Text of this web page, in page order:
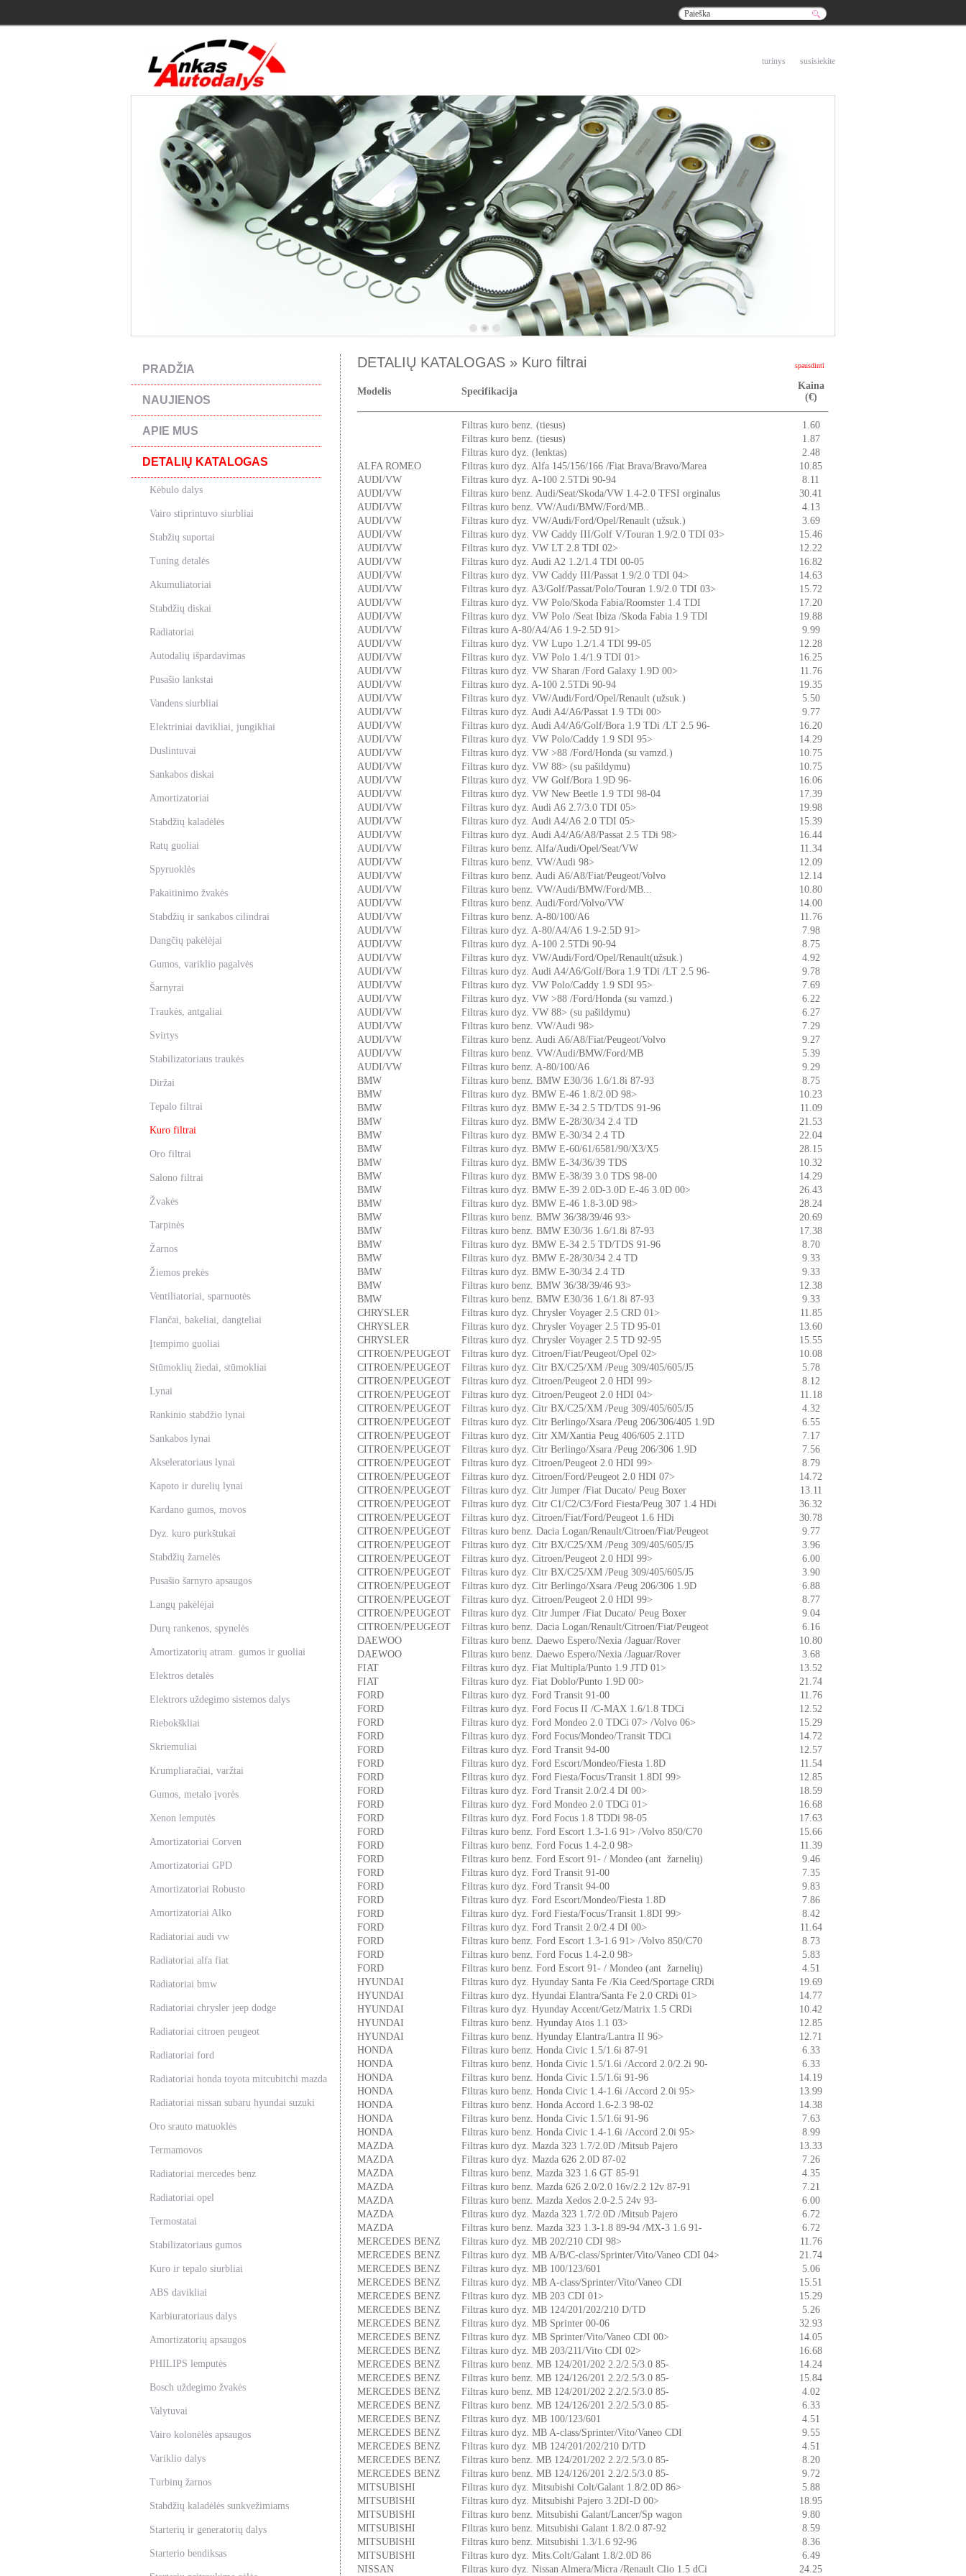
susisiekite
turinys
PRADŽIA
NAUJIENOS
APIE MUS
DETALIŲ KATALOGAS
Kėbulo dalys
Vairo stiprintuvo siurbliai
Stabžių suportai
Tuning detalės
Akumuliatoriai
Stabdžių diskai
Radiatoriai
Autodalių išpardavimas
Pusašio lankstai
Vandens siurbliai
Elektriniai davikliai, jungikliai
Duslintuvai
Sankabos diskai
Amortizatoriai
Stabdžių kaladėlės
Ratų guoliai
Spyruoklės
Pakaitinimo žvakės
Stabdžių ir sankabos cilindrai
Dangčių pakėlėjai
Gumos, variklio pagalvės
Šarnyrai
Traukės, antgaliai
Svirtys
Stabilizatoriaus traukės
Diržai
Tepalo filtrai
Kuro filtrai
Oro filtrai
Salono filtrai
Žvakės
Tarpinės
Žarnos
Žiemos prekės
Ventiliatoriai, sparnuotės
Flančai, bakeliai, dangteliai
Įtempimo guoliai
Stūmoklių žiedai, stūmokliai
Lynai
Rankinio stabdžio lynai
Sankabos lynai
Akseleratoriaus lynai
Kapoto ir durelių lynai
Kardano gumos, movos
Dyz. kuro purkštukai
Stabdžių žarnelės
Pusašio šarnyro apsaugos
Langų pakėlėjai
Durų rankenos, spynelės
Amortizatorių atram. gumos ir guoliai
Elektros detalės
Elektrors uždegimo sistemos dalys
Riebokškliai
Skriemuliai
Krumpliaračiai, varžtai
Gumos, metalo įvorės
Xenon lemputės
Amortizatoriai Corven
Amortizatoriai GPD
Amortizatoriai Robusto
Amortizatoriai Alko
Radiatoriai audi vw
Radiatoriai alfa fiat
Radiatoriai bmw
Radiatoriai chrysler jeep dodge
Radiatoriai citroen peugeot
Radiatoriai ford
Radiatoriai honda toyota mitcubitchi mazda
Radiatoriai nissan subaru hyundai suzuki
Oro srauto matuoklės
Termamovos
Radiatoriai mercedes benz
Radiatoriai opel
Termostatai
Stabilizatoriaus gumos
Kuro ir tepalo siurbliai
ABS davikliai
Karbiuratoriaus dalys
Amortizatorių apsaugos
PHILIPS lemputės
Bosch uždegimo žvakės
Valytuvai
Vairo kolonėlės apsaugos
Variklio dalys
Turbinų žarnos
Stabdžių kaladėlės sunkvežimiams
Starterių ir generatorių dalys
Starterio bendiksas
DETALIŲ KATALOGAS » Kuro filtrai spausdinti
Modelis Specifikacija
Kaina
(€)
Filtras kuro benz. (tiesus)
1.60
Filtras kuro benz. (tiesus)
1.87
Filtras kuro dyz. (lenktas)
2.48
ALFA ROMEO
Filtras kuro dyz. Alfa 145/156/166 /Fiat Brava/Bravo/Marea
10.85
AUDI/VW
Filtras kuro dyz. A-100 2.5TDi 90-94
8.11
AUDI/VW
Filtras kuro benz. Audi/Seat/Skoda/VW 1.4-2.0 TFSI orginalus
30.41
AUDI/VW
Filtras kuro benz. VW/Audi/BMW/Ford/MB..
4.13
AUDI/VW
Filtras kuro dyz. VW/Audi/Ford/Opel/Renault (užsuk.)
3.69
AUDI/VW
Filtras kuro dyz. VW Caddy III/Golf V/Touran 1.9/2.0 TDI 03>
15.46
AUDI/VW
Filtras kuro dyz. VW LT 2.8 TDI 02>
12.22
AUDI/VW
Filtras kuro dyz. Audi A2 1.2/1.4 TDI 00-05
16.82
AUDI/VW
Filtras kuro dyz. VW Caddy III/Passat 1.9/2.0 TDI 04>
14.63
AUDI/VW
Filtras kuro dyz. A3/Golf/Passat/Polo/Touran 1.9/2.0 TDI 03>
15.72
AUDI/VW
Filtras kuro dyz. VW Polo/Skoda Fabia/Roomster 1.4 TDI
17.20
AUDI/VW
Filtras kuro dyz. VW Polo /Seat Ibiza /Skoda Fabia 1.9 TDI
19.88
AUDI/VW
Filtras kuro A-80/A4/A6 1.9-2.5D 91>
9.99
AUDI/VW
Filtras kuro dyz. VW Lupo 1.2/1.4 TDI 99-05
12.28
AUDI/VW
Filtras kuro dyz. VW Polo 1.4/1.9 TDI 01>
16.25
AUDI/VW
Filtras kuro dyz. VW Sharan /Ford Galaxy 1.9D 00>
11.76
AUDI/VW
Filtras kuro dyz. A-100 2.5TDi 90-94
19.35
AUDI/VW
Filtras kuro dyz. VW/Audi/Ford/Opel/Renault (užsuk.)
5.50
AUDI/VW
Filtras kuro dyz. Audi A4/A6/Passat 1.9 TDi 00>
9.77
AUDI/VW
Filtras kuro dyz. Audi A4/A6/Golf/Bora 1.9 TDi /LT 2.5 96-
16.20
AUDI/VW
Filtras kuro dyz. VW Polo/Caddy 1.9 SDI 95>
14.29
AUDI/VW
Filtras kuro dyz. VW >88 /Ford/Honda (su vamzd.)
10.75
AUDI/VW
Filtras kuro dyz. VW 88> (su pašildymu)
10.75
AUDI/VW
Filtras kuro dyz. VW Golf/Bora 1.9D 96-
16.06
AUDI/VW
Filtras kuro dyz. VW New Beetle 1.9 TDI 98-04
17.39
AUDI/VW
Filtras kuro dyz. Audi A6 2.7/3.0 TDI 05>
19.98
AUDI/VW
Filtras kuro dyz. Audi A4/A6 2.0 TDI 05>
15.39
AUDI/VW
Filtras kuro dyz. Audi A4/A6/A8/Passat 2.5 TDi 98>
16.44
AUDI/VW
Filtras kuro benz. Alfa/Audi/Opel/Seat/VW
11.34
AUDI/VW
Filtras kuro benz. VW/Audi 98>
12.09
AUDI/VW
Filtras kuro benz. Audi A6/A8/Fiat/Peugeot/Volvo
12.14
AUDI/VW
Filtras kuro benz. VW/Audi/BMW/Ford/MB...
10.80
AUDI/VW
Filtras kuro benz. Audi/Ford/Volvo/VW
14.00
AUDI/VW
Filtras kuro benz. A-80/100/A6
11.76
AUDI/VW
Filtras kuro dyz. A-80/A4/A6 1.9-2.5D 91>
7.98
AUDI/VW
Filtras kuro dyz. A-100 2.5TDi 90-94
8.75
AUDI/VW
Filtras kuro dyz. VW/Audi/Ford/Opel/Renault(užsuk.)
4.92
AUDI/VW
Filtras kuro dyz. Audi A4/A6/Golf/Bora 1.9 TDi /LT 2.5 96-
9.78
AUDI/VW
Filtras kuro dyz. VW Polo/Caddy 1.9 SDI 95>
7.69
AUDI/VW
Filtras kuro dyz. VW >88 /Ford/Honda (su vamzd.)
6.22
AUDI/VW
Filtras kuro dyz. VW 88> (su pašildymu)
6.27
AUDI/VW
Filtras kuro benz. VW/Audi 98>
7.29
AUDI/VW
Filtras kuro benz. Audi A6/A8/Fiat/Peugeot/Volvo
9.27
AUDI/VW
Filtras kuro benz. VW/Audi/BMW/Ford/MB
5.39
AUDI/VW
Filtras kuro benz. A-80/100/A6
9.29
BMW
Filtras kuro benz. BMW E30/36 1.6/1.8i 87-93
8.75
BMW
Filtras kuro dyz. BMW E-46 1.8/2.0D 98>
10.23
BMW
Filtras kuro dyz. BMW E-34 2.5 TD/TDS 91-96
11.09
BMW
Filtras kuro dyz. BMW E-28/30/34 2.4 TD
21.53
BMW
Filtras kuro dyz. BMW E-30/34 2.4 TD
22.04
BMW
Filtras kuro dyz. BMW E-60/61/6581/90/X3/X5
28.15
BMW
Filtras kuro dyz. BMW E-34/36/39 TDS
10.32
BMW
Filtras kuro dyz. BMW E-38/39 3.0 TDS 98-00
14.29
BMW
Filtras kuro dyz. BMW E-39 2.0D-3.0D E-46 3.0D 00>
26.43
BMW
Filtras kuro dyz. BMW E-46 1.8-3.0D 98>
28.24
BMW
Filtras kuro benz. BMW 36/38/39/46 93>
20.69
BMW
Filtras kuro benz. BMW E30/36 1.6/1.8i 87-93
17.38
BMW
Filtras kuro dyz. BMW E-34 2.5 TD/TDS 91-96
8.70
BMW
Filtras kuro dyz. BMW E-28/30/34 2.4 TD
9.33
BMW
Filtras kuro dyz. BMW E-30/34 2.4 TD
9.33
BMW
Filtras kuro benz. BMW 36/38/39/46 93>
12.38
BMW
Filtras kuro benz. BMW E30/36 1.6/1.8i 87-93
9.33
CHRYSLER
Filtras kuro dyz. Chrysler Voyager 2.5 CRD 01>
11.85
CHRYSLER
Filtras kuro dyz. Chrysler Voyager 2.5 TD 95-01
13.60
CHRYSLER
Filtras kuro dyz. Chrysler Voyager 2.5 TD 92-95
15.55
CITROEN/PEUGEOT
Filtras kuro dyz. Citroen/Fiat/Peugeot/Opel 02>
10.08
CITROEN/PEUGEOT
Filtras kuro dyz. Citr BX/C25/XM /Peug 309/405/605/J5
5.78
CITROEN/PEUGEOT
Filtras kuro dyz. Citroen/Peugeot 2.0 HDI 99>
8.12
CITROEN/PEUGEOT
Filtras kuro dyz. Citroen/Peugeot 2.0 HDI 04>
11.18
CITROEN/PEUGEOT
Filtras kuro dyz. Citr BX/C25/XM /Peug 309/405/605/J5
4.32
CITROEN/PEUGEOT
Filtras kuro dyz. Citr Berlingo/Xsara /Peug 206/306/405 1.9D
6.55
CITROEN/PEUGEOT
Filtras kuro dyz. Citr XM/Xantia Peug 406/605 2.1TD
7.17
CITROEN/PEUGEOT
Filtras kuro dyz. Citr Berlingo/Xsara /Peug 206/306 1.9D
7.56
CITROEN/PEUGEOT
Filtras kuro dyz. Citroen/Peugeot 2.0 HDI 99>
8.79
CITROEN/PEUGEOT
Filtras kuro dyz. Citroen/Ford/Peugeot 2.0 HDI 07>
14.72
CITROEN/PEUGEOT
Filtras kuro dyz. Citr Jumper /Fiat Ducato/ Peug Boxer
13.11
CITROEN/PEUGEOT
Filtras kuro dyz. Citr C1/C2/C3/Ford Fiesta/Peug 307 1.4 HDi
36.32
CITROEN/PEUGEOT
Filtras kuro dyz. Citroen/Fiat/Ford/Peugeot 1.6 HDi
30.78
CITROEN/PEUGEOT
Filtras kuro benz. Dacia Logan/Renault/Citroen/Fiat/Peugeot
9.77
CITROEN/PEUGEOT
Filtras kuro dyz. Citr BX/C25/XM /Peug 309/405/605/J5
3.96
CITROEN/PEUGEOT
Filtras kuro dyz. Citroen/Peugeot 2.0 HDI 99>
6.00
CITROEN/PEUGEOT
Filtras kuro dyz. Citr BX/C25/XM /Peug 309/405/605/J5
3.90
CITROEN/PEUGEOT
Filtras kuro dyz. Citr Berlingo/Xsara /Peug 206/306 1.9D
6.88
CITROEN/PEUGEOT
Filtras kuro dyz. Citroen/Peugeot 2.0 HDI 99>
8.77
CITROEN/PEUGEOT
Filtras kuro dyz. Citr Jumper /Fiat Ducato/ Peug Boxer
9.04
CITROEN/PEUGEOT
Filtras kuro benz. Dacia Logan/Renault/Citroen/Fiat/Peugeot
6.16
DAEWOO
Filtras kuro benz. Daewo Espero/Nexia /Jaguar/Rover
10.80
DAEWOO
Filtras kuro benz. Daewo Espero/Nexia /Jaguar/Rover
3.68
FIAT
Filtras kuro dyz. Fiat Multipla/Punto 1.9 JTD 01>
13.52
FIAT
Filtras kuro dyz. Fiat Doblo/Punto 1.9D 00>
21.74
FORD
Filtras kuro dyz. Ford Transit 91-00
11.76
FORD
Filtras kuro dyz. Ford Focus II /C-MAX 1.6/1.8 TDCi
12.52
FORD
Filtras kuro dyz. Ford Mondeo 2.0 TDCi 07> /Volvo 06>
15.29
FORD
Filtras kuro dyz. Ford Focus/Mondeo/Transit TDCi
14.72
FORD
Filtras kuro dyz. Ford Transit 94-00
12.57
FORD
Filtras kuro dyz. Ford Escort/Mondeo/Fiesta 1.8D
11.54
FORD
Filtras kuro dyz. Ford Fiesta/Focus/Transit 1.8DI 99>
12.85
FORD
Filtras kuro dyz. Ford Transit 2.0/2.4 DI 00>
18.59
FORD
Filtras kuro dyz. Ford Mondeo 2.0 TDCi 01>
16.68
FORD
Filtras kuro dyz. Ford Focus 1.8 TDDi 98-05
17.63
FORD
Filtras kuro benz. Ford Escort 1.3-1.6 91> /Volvo 850/C70
15.66
FORD
Filtras kuro benz. Ford Focus 1.4-2.0 98>
11.39
FORD
Filtras kuro benz. Ford Escort 91- / Mondeo (ant žarnelių)
9.46
FORD
Filtras kuro dyz. Ford Transit 91-00
7.35
FORD
Filtras kuro dyz. Ford Transit 94-00
9.83
FORD
Filtras kuro dyz. Ford Escort/Mondeo/Fiesta 1.8D
7.86
FORD
Filtras kuro dyz. Ford Fiesta/Focus/Transit 1.8DI 99>
8.42
FORD
Filtras kuro dyz. Ford Transit 2.0/2.4 DI 00>
11.64
FORD
Filtras kuro benz. Ford Escort 1.3-1.6 91> /Volvo 850/C70
8.73
FORD
Filtras kuro benz. Ford Focus 1.4-2.0 98>
5.83
FORD
Filtras kuro benz. Ford Escort 91- / Mondeo (ant žarnelių)
4.51
HYUNDAI
Filtras kuro dyz. Hyunday Santa Fe /Kia Ceed/Sportage CRDi
19.69
HYUNDAI
Filtras kuro dyz. Hyundai Elantra/Santa Fe 2.0 CRDi 01>
14.77
HYUNDAI
Filtras kuro dyz. Hyunday Accent/Getz/Matrix 1.5 CRDi
10.42
HYUNDAI
Filtras kuro benz. Hyunday Atos 1.1 03>
12.85
HYUNDAI
Filtras kuro benz. Hyunday Elantra/Lantra II 96>
12.71
HONDA
Filtras kuro benz. Honda Civic 1.5/1.6i 87-91
6.33
HONDA
Filtras kuro benz. Honda Civic 1.5/1.6i /Accord 2.0/2.2i 90-
6.33
HONDA
Filtras kuro benz. Honda Civic 1.5/1.6i 91-96
14.19
HONDA
Filtras kuro benz. Honda Civic 1.4-1.6i /Accord 2.0i 95>
13.99
HONDA
Filtras kuro benz. Honda Accord 1.6-2.3 98-02
14.38
HONDA
Filtras kuro benz. Honda Civic 1.5/1.6i 91-96
7.63
HONDA
Filtras kuro benz. Honda Civic 1.4-1.6i /Accord 2.0i 95>
8.99
MAZDA
Filtras kuro dyz. Mazda 323 1.7/2.0D /Mitsub Pajero
13.33
MAZDA
Filtras kuro dyz. Mazda 626 2.0D 87-02
7.26
MAZDA
Filtras kuro benz. Mazda 323 1.6 GT 85-91
4.35
MAZDA
Filtras kuro benz. Mazda 626 2.0/2.0 16v/2.2 12v 87-91
7.21
MAZDA
Filtras kuro benz. Mazda Xedos 2.0-2.5 24v 93-
6.00
MAZDA
Filtras kuro dyz. Mazda 323 1.7/2.0D /Mitsub Pajero
6.72
MAZDA
Filtras kuro benz. Mazda 323 1.3-1.8 89-94 /MX-3 1.6 91-
6.72
MERCEDES BENZ
Filtras kuro dyz. MB 202/210 CDI 98>
11.76
MERCEDES BENZ
Filtras kuro dyz. MB A/B/C-class/Sprinter/Vito/Vaneo CDI 04>
21.74
MERCEDES BENZ
Filtras kuro dyz. MB 100/123/601
5.06
MERCEDES BENZ
Filtras kuro dyz. MB A-class/Sprinter/Vito/Vaneo CDI
15.51
MERCEDES BENZ
Filtras kuro dyz. MB 203 CDI 01>
15.29
MERCEDES BENZ
Filtras kuro dyz. MB 124/201/202/210 D/TD
5.26
MERCEDES BENZ
Filtras kuro dyz. MB Sprinter 00-06
32.93
MERCEDES BENZ
Filtras kuro dyz. MB Sprinter/Vito/Vaneo CDI 00>
14.05
MERCEDES BENZ
Filtras kuro dyz. MB 203/211/Vito CDI 02>
16.68
MERCEDES BENZ
Filtras kuro benz. MB 124/201/202 2.2/2.5/3.0 85-
14.24
MERCEDES BENZ
Filtras kuro benz. MB 124/126/201 2.2/2.5/3.0 85-
15.84
MERCEDES BENZ
Filtras kuro benz. MB 124/201/202 2.2/2.5/3.0 85-
4.02
MERCEDES BENZ
Filtras kuro benz. MB 124/126/201 2.2/2.5/3.0 85-
6.33
MERCEDES BENZ
Filtras kuro dyz. MB 100/123/601
4.51
MERCEDES BENZ
Filtras kuro dyz. MB A-class/Sprinter/Vito/Vaneo CDI
9.55
MERCEDES BENZ
Filtras kuro dyz. MB 124/201/202/210 D/TD
4.51
MERCEDES BENZ
Filtras kuro benz. MB 124/201/202 2.2/2.5/3.0 85-
8.20
MERCEDES BENZ
Filtras kuro benz. MB 124/126/201 2.2/2.5/3.0 85-
9.72
MITSUBISHI
Filtras kuro dyz. Mitsubishi Colt/Galant 1.8/2.0D 86>
5.88
MITSUBISHI
Filtras kuro dyz. Mitsubishi Pajero 3.2DI-D 00>
18.95
MITSUBISHI
Filtras kuro benz. Mitsubishi Galant/Lancer/Sp wagon
9.80
MITSUBISHI
Filtras kuro benz. Mitsubishi Galant 1.8/2.0 87-92
8.59
MITSUBISHI
Filtras kuro benz. Mitsubishi 1.3/1.6 92-96
8.36
MITSUBISHI
Filtras kuro dyz. Mits.Colt/Galant 1.8/2.0D 86
6.49
NISSAN
Filtras kuro dyz. Nissan Almera/Micra /Renault Clio 1.5 dCi 24.25